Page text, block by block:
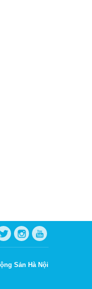
Sản Hà Nội